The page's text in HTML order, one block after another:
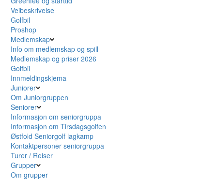
Veibeskrivelse
Golfbil
Proshop
Medlemskap
Info om medlemskap og spill
Medlemskap og priser 2026
Golfbil
Innmeldingskjema
Juniorer
Om Juniorgruppen
Seniorer
Informasjon om seniorgruppa
Informasjon om Tirsdagsgolfen
Østfold Seniorgolf lagkamp
Kontaktpersoner seniorgruppa
Turer / Reiser
Grupper
Om grupper